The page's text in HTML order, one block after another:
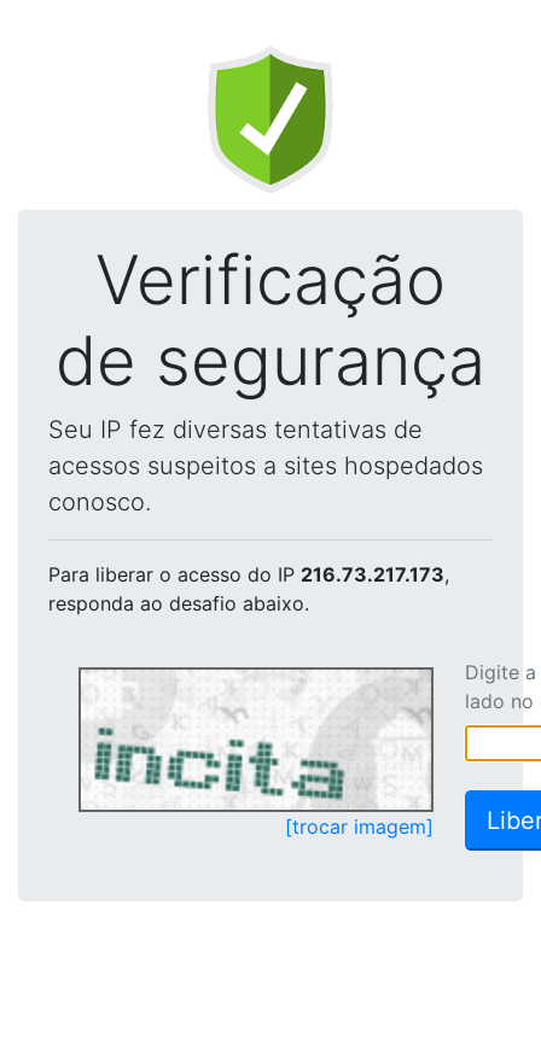
Verificação
de segurança
Seu IP fez diversas tentativas de
acessos suspeitos a sites hospedados
conosco.
Para liberar o acesso do IP 216.73.217.173,
responda ao desafio abaixo.
[trocar imagem]
Digite
lado no